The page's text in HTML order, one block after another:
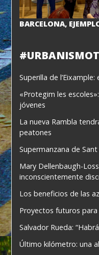
BARCELONA,
Superilla de
«Protegim les
jóvenes
La nueva Rambla
peatones
Supermanzana de
Mary Dellenbaugh-
inconscientemente
Los beneficios de las
Proyectos futuros
Salvador Rueda:
Último kilómetro: una